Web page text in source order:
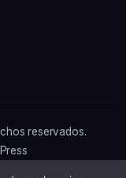
reservados.